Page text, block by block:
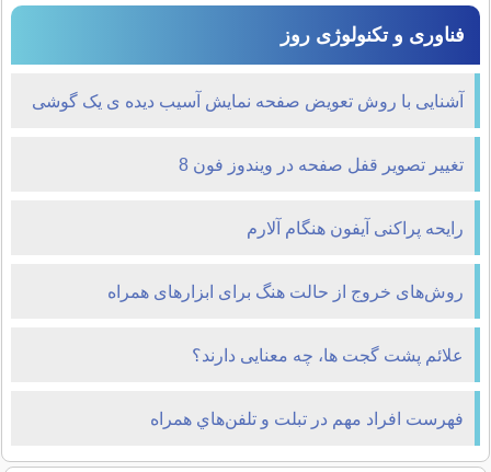
فناوری و تکنولوژی روز
آشنایی با روش تعویض صفحه نمایش آسیب دیده‌ ی یک گوشی
تغییر تصویر قفل صفحه در ویندوز فون 8
رایحه پراکنی آیفون هنگام آلارم
روش‌های خروج از حالت هنگ برای ابزارهای همراه
علائم پشت گجت ها، چه معنایی دارند؟
فهرست افراد مهم در تبلت و تلفن‌هاي همراه